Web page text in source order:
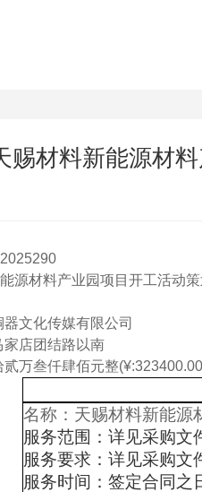
赐材料新能源材
源材料产业园项目开工活动
文化传媒有限公司
店团结路以南
万叁仟肆佰元整
名称：天赐材料新能源
服务范围：详见采购文
服务要求：详见采购文
服务时间：签定合同之